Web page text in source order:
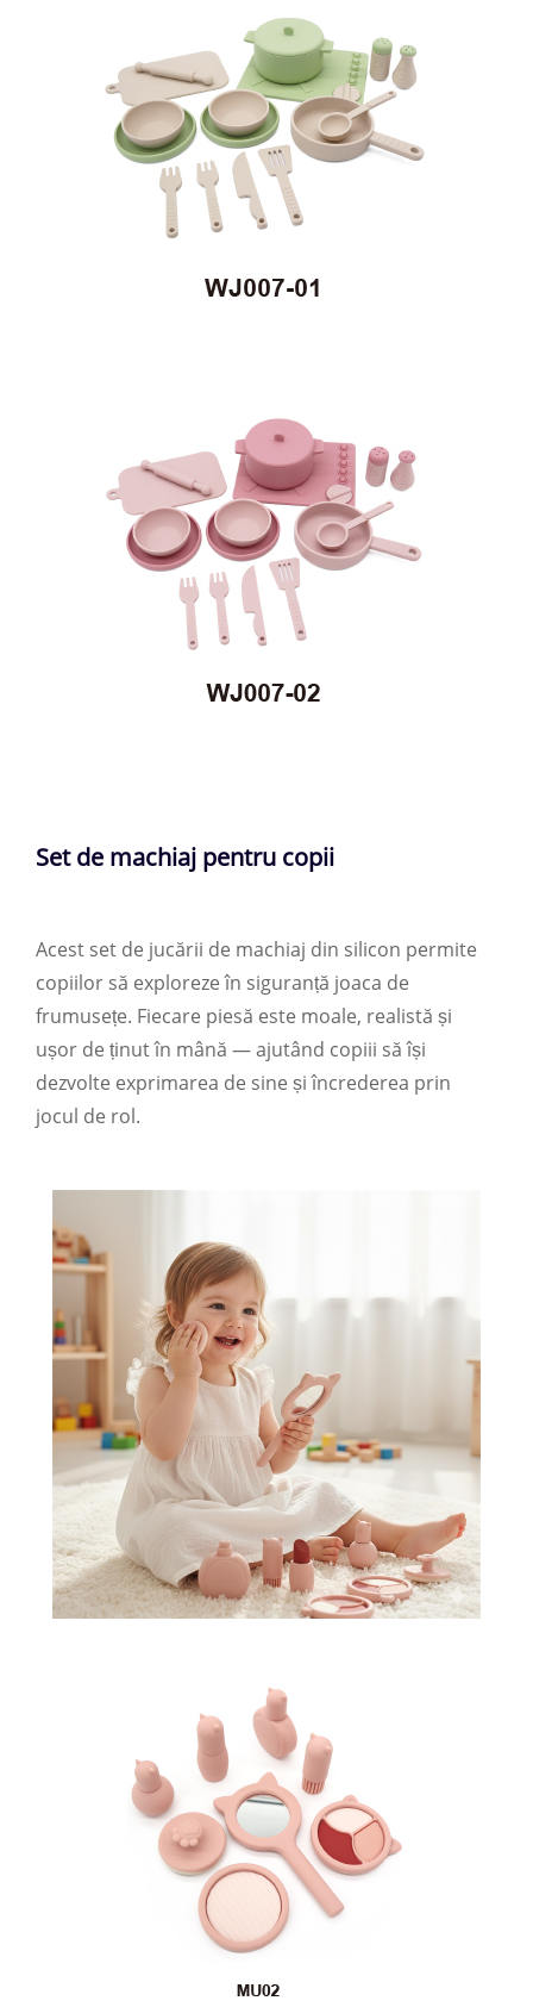
Set de machiaj pentru copii
Acest set de jucării de machiaj din silicon permite
copiilor să exploreze în siguranță joaca de
frumusețe. Fiecare piesă este moale, realistă și
ușor de ținut în mână — ajutând copiii să își
dezvolte exprimarea de sine și încrederea prin
jocul de rol.